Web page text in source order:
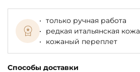
только ручная работа
редкая итальянская кожа
кожаный переплет
Способы доставки